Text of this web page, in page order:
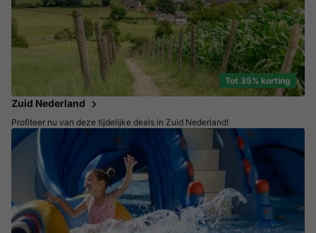
Tot 35% korting
Zuid Nederland
Profiteer nu van deze tijdelijke deals in Zuid Nederland!